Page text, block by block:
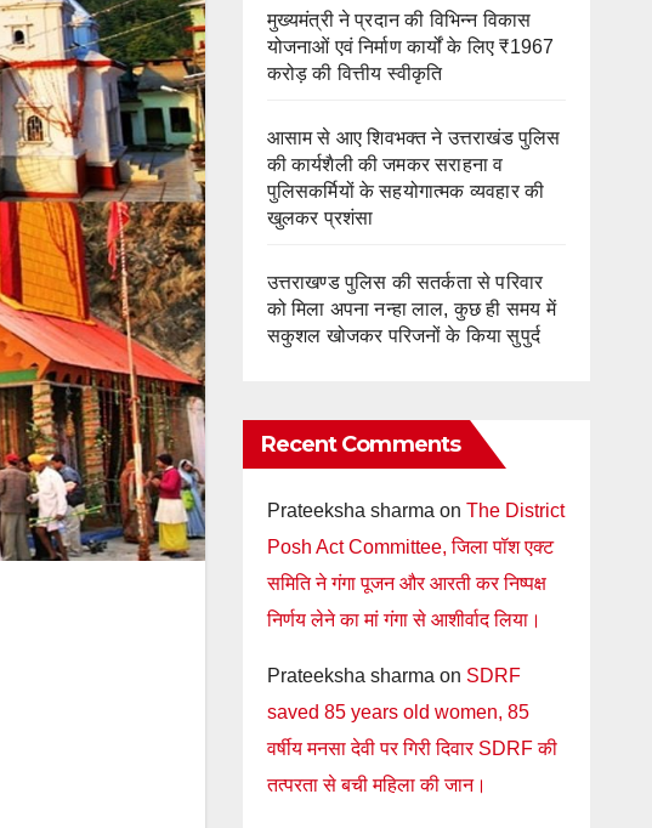
मुख्यमंत्री ने प्रदान की विभिन्न विकास
योजनाओं एवं निर्माण कार्यों के लिए ₹1967
करोड़ की वित्तीय स्वीकृति
आसाम से आए शिवभक्त ने उत्तराखंड पुलिस
की कार्यशैली की जमकर सराहना व
पुलिसकर्मियों के सहयोगात्मक व्यवहार की
खुलकर प्रशंसा
उत्तराखण्ड पुलिस की सतर्कता से परिवार
को मिला अपना नन्हा लाल, कुछ ही समय में
सकुशल खोजकर परिजनों के किया सुपुर्द
Recent Comments
Prateeksha sharma on The District
Posh Act Committee, जिला पॉश एक्ट
समिति ने गंगा पूजन और आरती कर निष्पक्ष
निर्णय लेने का मां गंगा से आशीर्वाद लिया।
Prateeksha sharma on SDRF
saved 85 years old women, 85
वर्षीय मनसा देवी पर गिरी दिवार SDRF की
तत्परता से बची महिला की जान।